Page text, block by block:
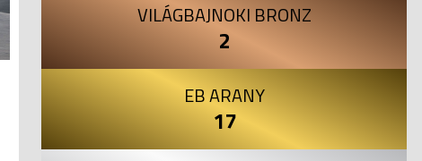
VILÁGBAJNOKI BRONZ
2
EB ARANY
17